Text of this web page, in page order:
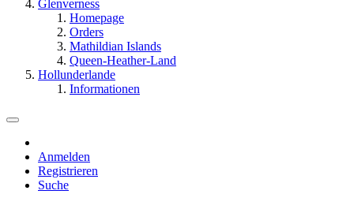
Glenverness
Homepage
Orders
Mathildian Islands
Queen-Heather-Land
Hollunderlande
Informationen
Anmelden
Registrieren
Suche